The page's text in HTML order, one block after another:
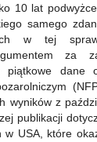
10 lat
samego
w tej
za
piątkowe dane
wyników z
publikacji
w USA, które